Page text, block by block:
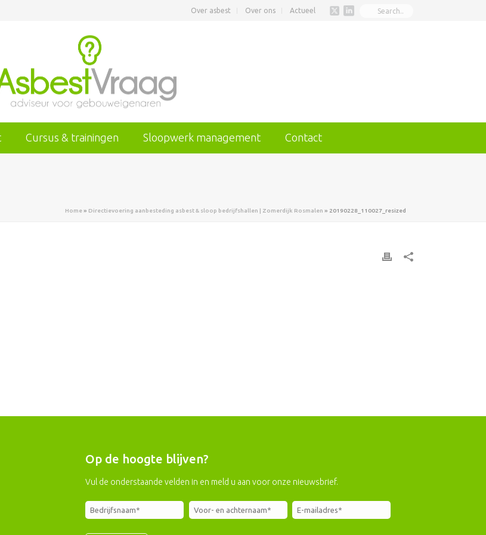
Over asbest Over ons Actueel
Cursus & trainingen Sloopwerk management Contact
Home» Directievoering aanbesteding asbest & sloop bedrijfshallen | Zomerdijk Rosmalen » 20190228_110027_resized
Op de hoogte blijven?
Vul de onderstaande velden in en meld u aan voor onze nieuwsbrief.